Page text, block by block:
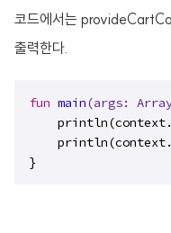
코드에서는
출력한다.
fun main(args:
}